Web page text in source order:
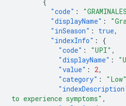
"code" :
"displayName" :
"inSeason" : true,
"indexInfo" :
{
"code" : "UPI" ,
"displayName" :
"value" : 2,
"category" : "Low"
to experience symptoms" ,